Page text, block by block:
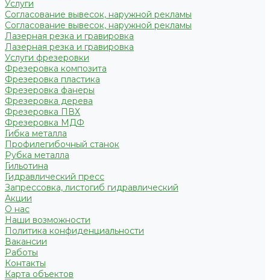
Услуги
Согласование вывесок, наружной рекламы
Согласование вывесок, наружной рекламы
Лазерная резка и гравировка
Лазерная резка и гравировка
Услуги фрезеровки
Фрезеровка композита
Фрезеровка пластика
Фрезеровка фанеры
Фрезеровка дерева
Фрезеровка ПВХ
Фрезеровка МДФ
Гибка металла
Профилегибочный станок
Рубка металла
Гильотина
Гидравлический пресс
Запрессовка, листогиб гидравлический
Акции
О нас
Наши возможности
Политика конфиденциальности
Вакансии
Работы
Контакты
Карта объектов